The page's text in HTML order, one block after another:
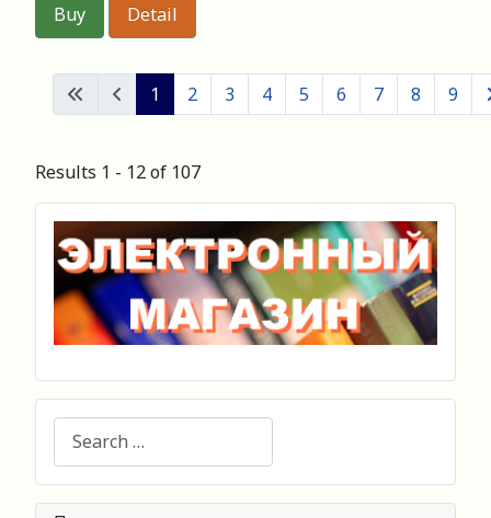
Buy
Detail
1 2 3 4 5 6 7 8 9
Results 1 - 12 of 107
Search